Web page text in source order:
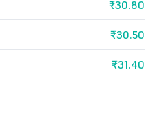
₹30.80
₹30.50
₹31.40